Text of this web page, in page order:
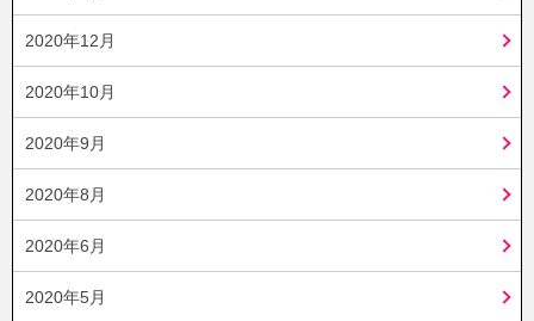
2020年12月
2020年10月
2020年9月
2020年8月
2020年6月
2020年5月